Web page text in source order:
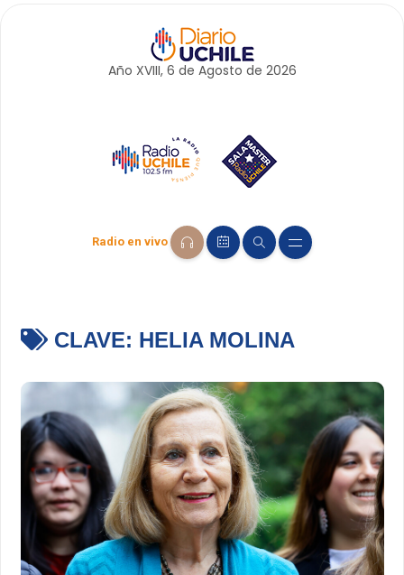
Año XVIII, 6 de Agosto de 2026
Radio en vivo
CLAVE: HELIA MOLINA